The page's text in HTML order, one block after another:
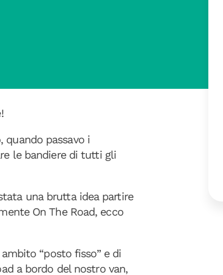
quando passavo i
le bandiere di tutti gli
una brutta idea partire
On The Road, ecco
“posto fisso” e di
a bordo del nostro van,